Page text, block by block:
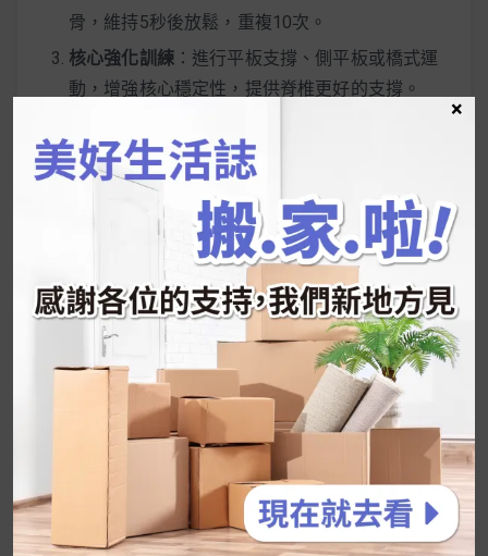
骨，維持5秒後放鬆，重複10次。
核心強化訓練：進行平板支撐、側平板或橋式運
動，增強核心穩定性，提供脊椎更好的支撐。
融入日常生活的小改變
：每隔30分鐘起身走動或做簡單的伸展
動作，減少久坐造成的壓力。
睡眠姿勢調整：選擇支撐力佳的枕頭與床墊，避
免趴睡，維持脊椎自然彎曲。
尋求專業協助
如果駝背情況嚴重，建議諮詢物理治療師、脊椎矯
正師或瑜伽導師，進行針對性的矯正與訓練，獲得
長期改善的效果。
只要持之以恆地實踐這些方法，駝背問題是可以有
×